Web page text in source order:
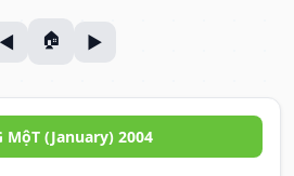
MộT (January) 2004